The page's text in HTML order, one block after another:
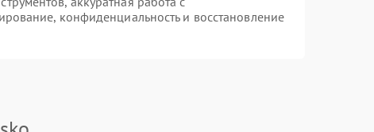
конфиденциальность и восстановление